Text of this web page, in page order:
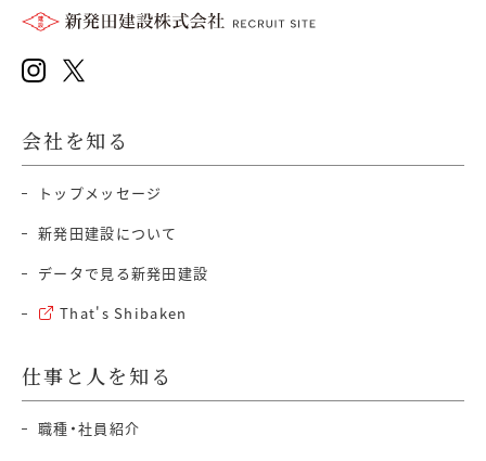
会社を知る
トップメッセージ
新発田建設について
データで見る新発田建設
That's Shibaken
仕事と人を知る
職種・社員紹介